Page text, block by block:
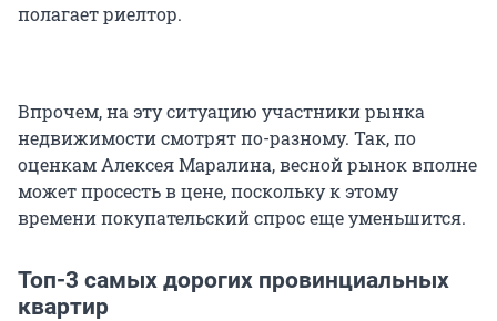
полагает риелтор.
Впрочем, на эту ситуацию участники рынка
недвижимости смотрят по-разному. Так, по
оценкам Алексея Маралина, весной рынок вполне
может просесть в цене, поскольку к этому
времени покупательский спрос еще уменьшится.
Топ-3 самых дорогих провинциальных
квартир